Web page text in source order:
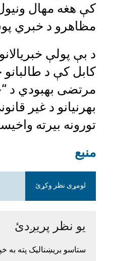
کې هغه مهال
مظاهرو د خبري
د بې پولې
کابل کې د
مرتضی بهبودي د
بهرنيانو د غير
تورونه بیرته
منبع
لومړی نظر وکړئ
یو نظر پریږدئ
ستاسو بریښنالیک پته به